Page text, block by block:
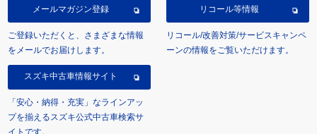
メールマガジン登録
ご登録いただくと、さまざまな情報
をメールでお届けします。
リコール等情報
リコール/改善対策/サービスキャンペ
ーンの情報をご覧いただけます。
スズキ中古車情報サイト
「安心・納得・充実」なラインアッ
プを揃えるスズキ公式中古車検索サ